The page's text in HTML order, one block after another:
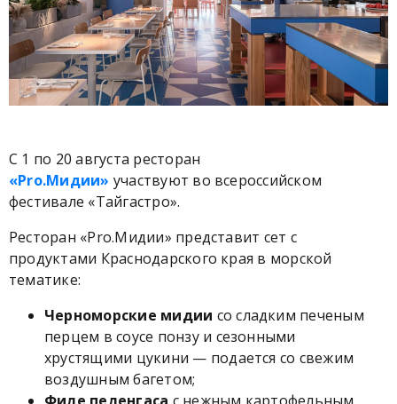
С 1 по 20 августа ресторан
«Pro.Мидии» участвуют во всероссийском
фестивале «Тайгастро».
Ресторан «Pro.Мидии» представит сет с
продуктами Краснодарского края в морской
тематике:
Черноморские мидии со сладким печеным
перцем в соусе понзу и сезонными
хрустящими цукини — подается со свежим
воздушным багетом;